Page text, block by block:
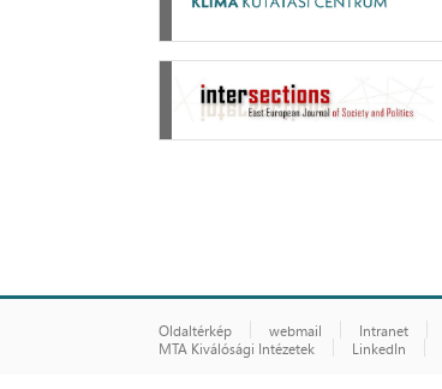
Oldaltérkép webmail Intranet
MTA Kiválósági Intézetek
LinkedIn